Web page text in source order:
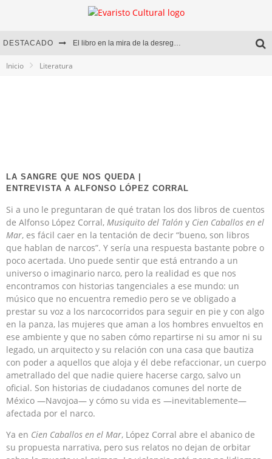
DESTACADO El libro en la mira de la desregulación
Inicio Literatura
LA SANGRE QUE NOS QUEDA |
ENTREVISTA A ALFONSO LÓPEZ CORRAL
Si a uno le preguntaran de qué tratan los dos libros de cuentos
de Alfonso López Corral, Musiquito del Talón y Cien Caballos en el
Mar, es fácil caer en la tentación de decir “bueno, son libros
que hablan de narcos”. Y sería una respuesta bastante pobre o
poco acertada. Uno puede sentir que está entrando a un
universo o imaginario narco, pero la realidad es que nos
encontramos con historias tangenciales a ese mundo: un
músico que no encuentra remedio pero se ve obligado a
prestar su voz a los narcocorridos para seguir en pie y con algo
en la panza, las mujeres que aman a los hombres envueltos en
ese ambiente y que no saben cómo repartirse ni su amor ni su
legado, un arquitecto y su relación con una casa que bautiza
con poder a aquellos que aloja y él debe refaccionar, un cuerpo
ametrallado del que nadie quiere hacerse cargo, salvo un
oficial. Son historias de ciudadanos comunes del norte de
México —Navojoa— y cómo su vida es —inevitablemente—
afectada por el narco.
Ya en Cien Caballos en el Mar, López Corral abre el abanico de
su propuesta narrativa, pero sus relatos no dejan de orbitar